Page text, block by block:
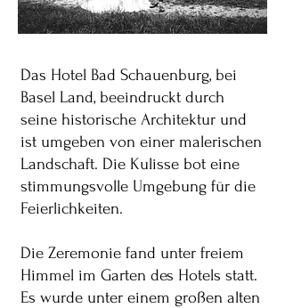
Das Hotel Bad Schauenburg, bei
Basel Land, beeindruckt durch
seine historische Architektur und
ist umgeben von einer malerischen
Landschaft. Die Kulisse bot eine
stimmungsvolle Umgebung für die
Feierlichkeiten.
Die Zeremonie fand unter freiem
Himmel im Garten des Hotels statt.
Es wurde unter einem großen alten